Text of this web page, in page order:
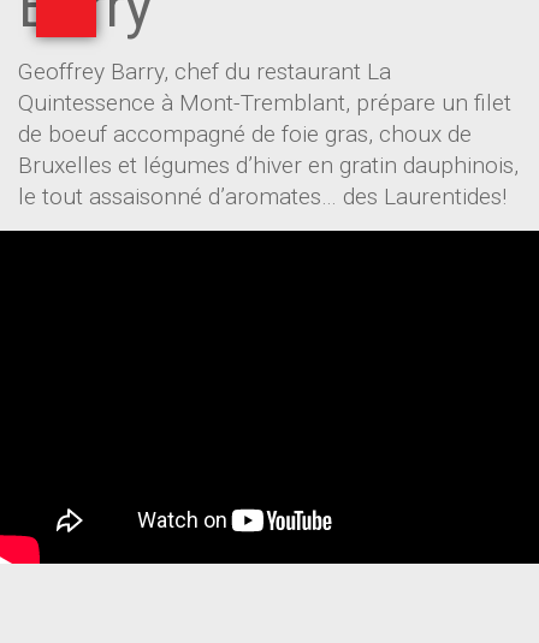
Geoffrey Barry, chef du restaurant La
Quintessence à Mont-Tremblant, prépare un filet
de boeuf accompagné de foie gras, choux de
Bruxelles et légumes d’hiver en gratin dauphinois,
le tout assaisonné d’aromates… des Laurentides!